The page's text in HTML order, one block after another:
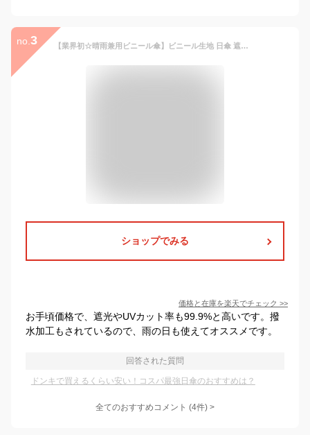
no. 3 【業界初☆晴雨兼用ビニール傘】ビニール生地 日傘 遮熱 遮光率 UV カット 長傘 レディース 傘 長傘 紫外線対策 晴雨兼用 撥水 耐風
ショップでみる
価格と在庫を楽天でチェック >>
お手頃価格で、遮光やUVカット率も99.9%と高いです。撥
水加工もされているので、雨の日も使えてオススメです。
回答された質問
ドンキで買えるくらい安い！コスパ最強日傘のおすすめは？
全てのおすすめコメント (4件) >